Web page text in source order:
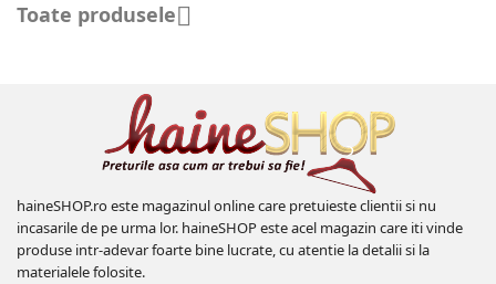
Toate produsele
haineSHOP.ro este magazinul online care pretuieste clientii si nu
incasarile de pe urma lor. haineSHOP este acel magazin care iti vinde
produse intr-adevar foarte bine lucrate, cu atentie la detalii si la
materialele folosite.